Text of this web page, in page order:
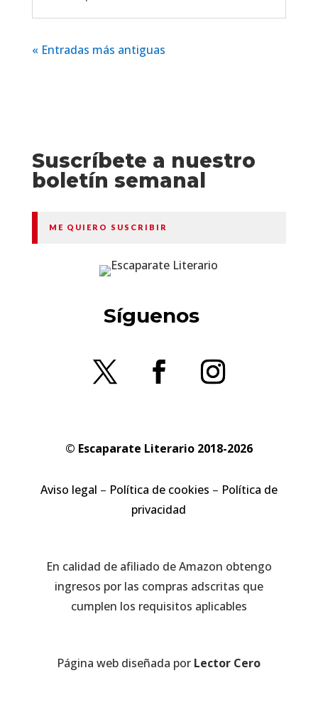
« Entradas más antiguas
Suscríbete a nuestro
boletín semanal
ME QUIERO SUSCRIBIR
Síguenos
© Escaparate Literario 2018-2026
Aviso legal – Política de cookies – Política de
privacidad
En calidad de afiliado de Amazon obtengo
ingresos por las compras adscritas que
cumplen los requisitos aplicables
Página web diseñada por Lector Cero